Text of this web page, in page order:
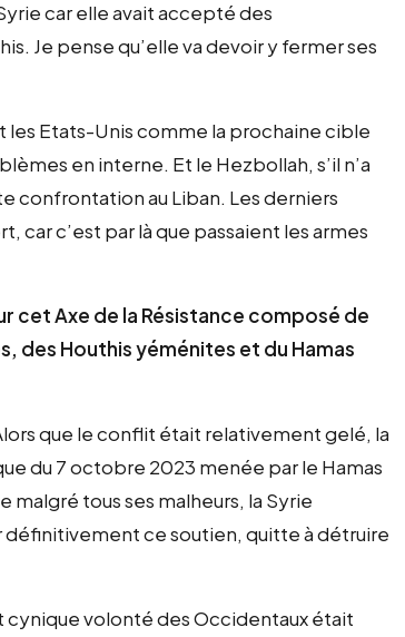
car elle avait accepté des
Je pense qu’elle va devoir y fermer ses
les Etats-Unis comme la prochaine cible
en interne. Et le Hezbollah, s’il n’a
confrontation au Liban. Les derniers
car c’est par là que passaient les armes
cet Axe de la Résistance composé de
des Houthis yéménites et du Hamas
que le conflit était relativement gelé, la
du 7 octobre 2023 menée par le Hamas
malgré tous ses malheurs, la Syrie
définitivement ce soutien, quitte à détruire
cynique volonté des Occidentaux était